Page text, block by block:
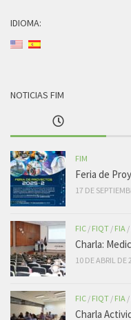
IDIOMA:
NOTICIAS FIM
FIM
Feria de
17 DE
FIC / FIQT / FIA /
Charla:
10 DE ABRIL DE
FIC / FIQT / FIA /
Charla